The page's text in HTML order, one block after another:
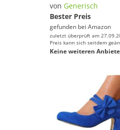
von Generisch
Bester Preis
gefunden bei Amazon
zuletzt überprüft am
Preis kann sich seitdem
Keine weiteren